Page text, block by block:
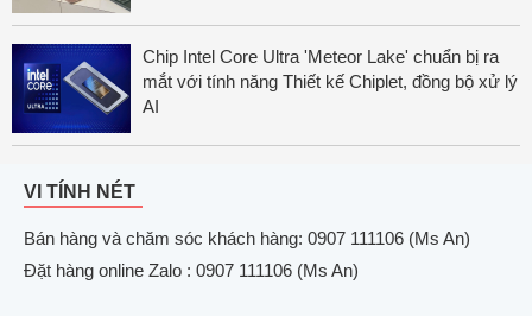
Chip Intel Core Ultra 'Meteor Lake' chuẩn bị ra
mắt với tính năng Thiết kế Chiplet, đồng bộ xử lý
AI
VI TÍNH NÉT
Bán hàng và chăm sóc khách hàng: 0907 111106 (Ms An)
Đặt hàng online Zalo : 0907 111106 (Ms An)